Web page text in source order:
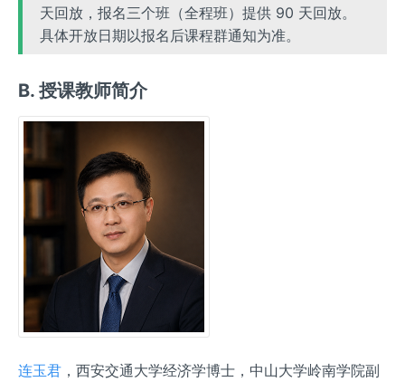
天回放，报名三个班（全程班）提供 90 天回放。
具体开放日期以报名后课程群通知为准。
B. 授课教师简介
连玉君 ，西安交通大学经济学博士，中山大学岭南学院副